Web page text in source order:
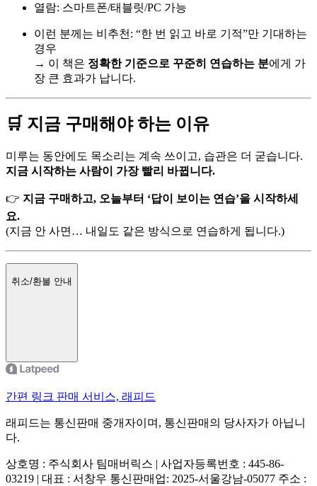
열람: 스마트폰/태블릿/PC 가능
이런 분께는 비추천: “한 번 읽고 바로 기적”만 기대하는
경우
→ 이 책은 정확한 기준으로 꾸준히 연습하는 분에게 가
장 큰 효과가 납니다.
🛒 지금 구매해야 하는 이유
미루는 동안에도 목소리는 계속 쓰이고, 습관은 더 굳습니다.
지금 시작하는 사람이 가장 빨리 바뀝니다.
👉 지금 구매하고, 오늘부터 ‘답이 보이는 연습’을 시작하세
요.
(지금 안 사면… 내일도 같은 방식으로 연습하게 됩니다.)
취소/환불 안내
간편 링크 판매 서비스, 래피드
래피드는 통신판매 중개자이며, 통신판매의 당사자가 아닙니
다.
상호명 : 주식회사 팀매버릭스 | 사업자등록번호 : 445-86-
03219 | 대표 : 서창우 통신판매업: 2025-서울강남-05077 주소 :